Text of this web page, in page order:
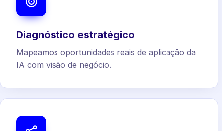
Diagnóstico estratégico
Mapeamos oportunidades reais de aplicação da
IA com visão de negócio.